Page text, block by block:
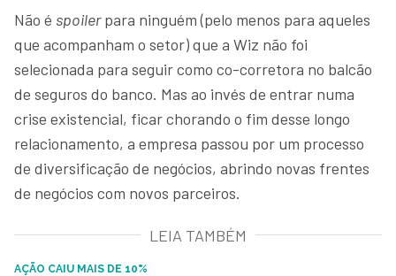
Não é spoilerpara ninguém (pelo menos para aqueles
que acompanham o setor) que a Wiz não foi
selecionada para seguir como co-corretora no balcão
de seguros do banco. Mas ao invés de entrar numa
crise existencial, ficar chorando o fim desse longo
relacionamento, a empresa passou por um processo
de diversificação de negócios, abrindo novas frentes
de negócios com novos parceiros.
LEIA TAMBÉM
AÇÃO CAIU MAIS DE 10%